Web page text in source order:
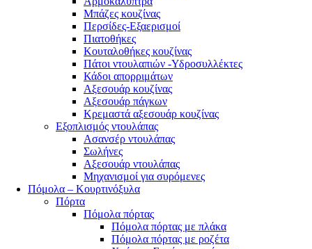
Μπάζες κουζίνας
Περσίδες-Εξαερισμοί
Πιατοθήκες
Κουταλοθήκες κουζίνας
Πάτοι ντουλαπιών -Υδροσυλλέκτες
Κάδοι απορριμάτων
Αξεσουάρ κουζίνας
Αξεσουάρ πάγκων
Κρεμαστά αξεσουάρ κουζίνας
Εξοπλισμός ντουλάπας
Ασανσέρ ντουλάπας
Σωλήνες
Αξεσουάρ ντουλάπας
Μηχανισμοί για συρόμενες
Πόμολα – Κουρτινόξυλα
Πόρτα
Πόμολα πόρτας
Πόμολα πόρτας με πλάκα
Πόμολα πόρτας με ροζέτα